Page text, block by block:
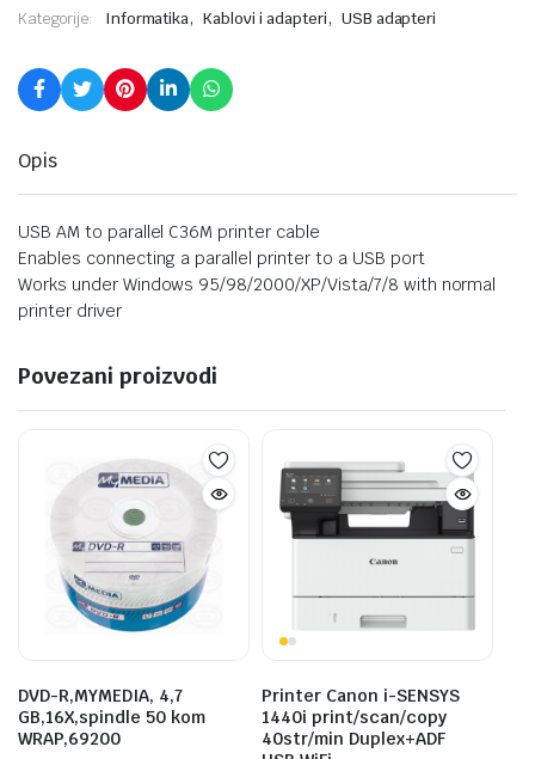
Kategorije: Informatika, Kablovi i adapteri, USB adapteri
Opis
USB AM to parallel C36M printer cable
Enables connecting a parallel printer to a USB port
Works under Windows 95/98/2000/XP/Vista/7/8 with normal
printer driver
Povezani proizvodi
DVD-R,MYMEDIA, 4,7
GB,16X,spindle 50 kom
WRAP,69200
Printer Canon i-SENSYS
1440i print/scan/copy
40str/min Duplex+ADF